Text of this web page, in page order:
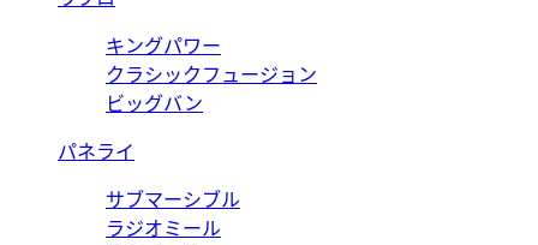
キングパワー
クラシックフュージョン
ビッグバン
パネライ
サブマーシブル
ラジオミール